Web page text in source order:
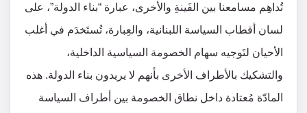
تُداهِم مسامعنا بين الفَينةِ والأخرى، عبارة “بناء الدولة”، على
لسان أقطاب السياسة اللبنانية، والعِبارة، تُستَخدَم في أغلب
الأحيان لتَوجيه سهام الخصومة السياسية الداخلية،
والتشكيك بالأطراف الأخرى بأنهم لا يريدون بناء الدولة. هذه
المادّة مُعتادة داخل نطاق الخصومة بين أطراف السياسة